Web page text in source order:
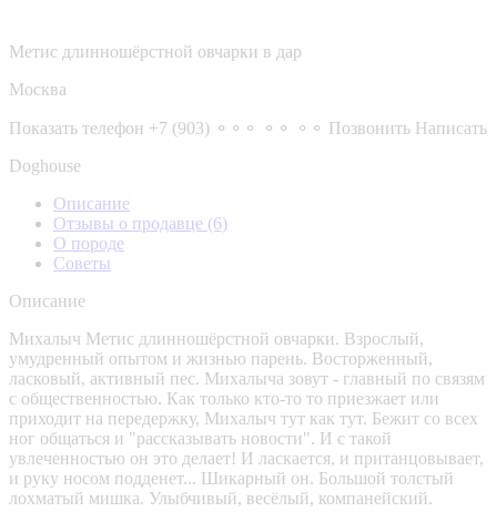
Метис длинношёрстной овчарки в дар
Москва
Показать телефон +7 (903) ⚬⚬⚬ ⚬⚬ ⚬⚬ Позвонить Написать
Doghouse
Описание
Отзывы о продавце (6)
О породе
Советы
Описание
Михалыч Метис длинношёрстной овчарки. Взрослый,
умудренный опытом и жизнью парень. Восторженный,
ласковый, активный пес. Михалыча зовут - главный по связям
с общественностью. Как только кто-то то приезжает или
приходит на передержку, Михалыч тут как тут. Бежит со всех
ног общаться и "рассказывать новости". И с такой
увлеченностью он это делает! И ласкается, и пританцовывает,
и руку носом подденет... Шикарный он. Большой толстый
лохматый мишка. Улыбчивый, весёлый, компанейский.